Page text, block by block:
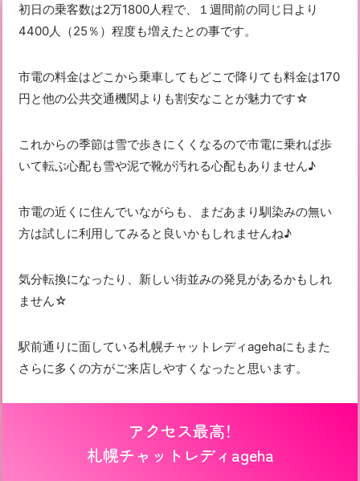
初日の乗客数は2万1800人程で、１週間前の同じ日より
4400人（25％）程度も増えたとの事です。
市電の料金はどこから乗車してもどこで降りても料金は170
円と他の公共交通機関よりも割安なことが魅力です☆
これからの季節は雪で歩きにくくなるので市電に乗れば歩
いて転ぶ心配も雪や泥で靴が汚れる心配もありません♪
市電の近くに住んでいながらも、まだあまり馴染みの無い
方は試しに利用してみると良いかもしれませんね♪
気分転換になったり、新しい街並みの発見があるかもしれ
ません☆
駅前通りに面している札幌チャットレディagehaにもまた
さらに多くの方がご来店しやすくなったと思います。
アクセス最高！
札幌チャットレディageha